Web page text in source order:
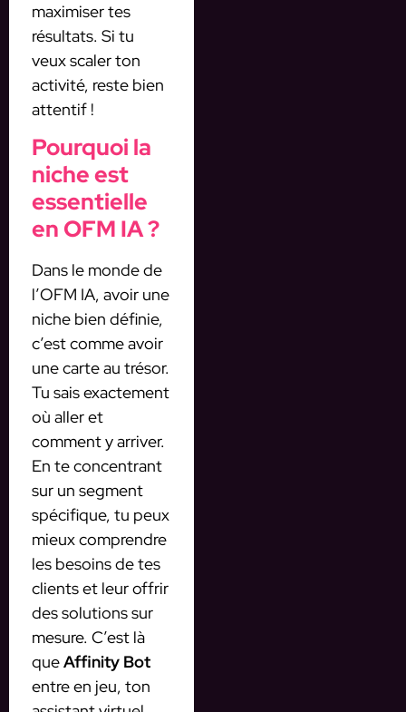
maximiser tes
résultats. Si tu
veux scaler ton
activité, reste bien
attentif !
Pourquoi la
niche est
essentielle
en OFM IA ?
Dans le monde de
l’OFM IA, avoir une
niche bien définie,
c’est comme avoir
une carte au trésor.
Tu sais exactement
où aller et
comment y arriver.
En te concentrant
sur un segment
spécifique, tu peux
mieux comprendre
les besoins de tes
clients et leur offrir
des solutions sur
mesure. C’est là
queAffinity Bot
entre en jeu, ton